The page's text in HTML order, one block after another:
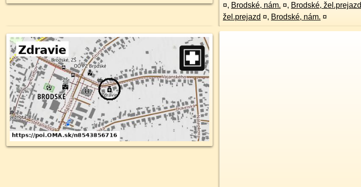
¤, Brodské, nám. ¤, Brodské, žel.prejazd
žel.prejazd ¤, Brodské, nám. ¤